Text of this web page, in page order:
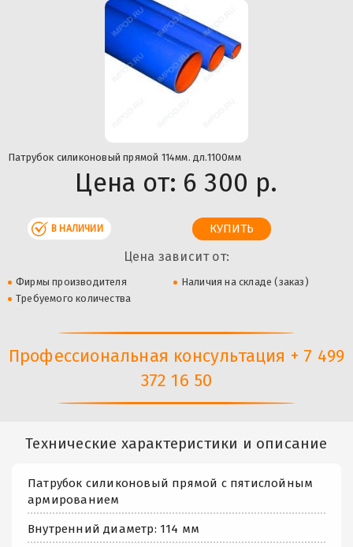
Патрубок силиконовый прямой 114мм. дл.1100мм
Цена от: 6 300 р.
В НАЛИЧИИ
Цена зависит от:
Фирмы производителя
Наличия на складе (заказ)
Требуемого количества
Профессиональная консультация + 7 499
372 16 50
Технические характеристики и описание
Патрубок силиконовый прямой с пятислойным
армированием
Внутренний диаметр: 114 мм